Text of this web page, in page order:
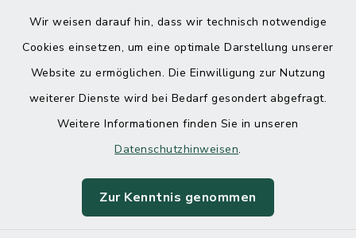
Wir weisen darauf hin, dass wir technisch notwendige
Cookies einsetzen, um eine optimale Darstellung unserer
Website zu ermöglichen. Die Einwilligung zur Nutzung
weiterer Dienste wird bei Bedarf gesondert abgefragt.
Weitere Informationen finden Sie in unseren
Datenschutzhinweisen.
Zur Kenntnis genommen
Datenschutz
Impressum
Cookie-Einstellungen